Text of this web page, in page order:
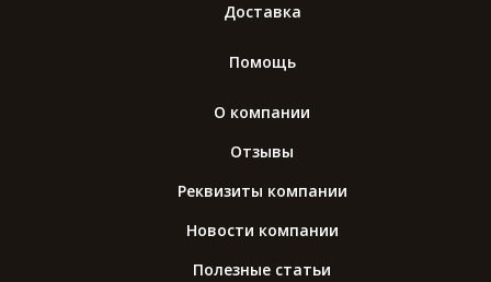
Доставка
Помощь
О компании
Отзывы
Реквизиты компании
Новости компании
Полезные статьи